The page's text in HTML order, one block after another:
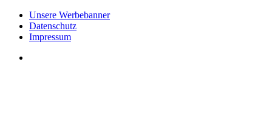
Unsere Werbebanner
Datenschutz
Impressum